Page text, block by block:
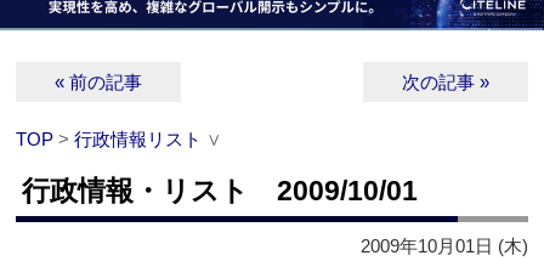
« 前の記事 次の記事 »
TOP >行政情報リスト ∨
行政情報・リスト 2009/10/01
2009年10月01日 (木)